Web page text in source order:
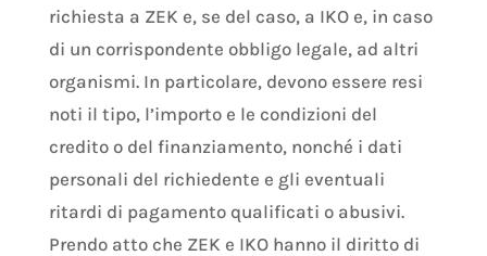
richiesta a ZEK e, se del caso, a IKO e, in caso
di un corrispondente obbligo legale, ad altri
organismi. In particolare, devono essere resi
noti il tipo, l’importo e le condizioni del
credito o del finanziamento, nonché i dati
personali del richiedente e gli eventuali
ritardi di pagamento qualificati o abusivi.
Prendo atto che ZEK e IKO hanno il diritto di